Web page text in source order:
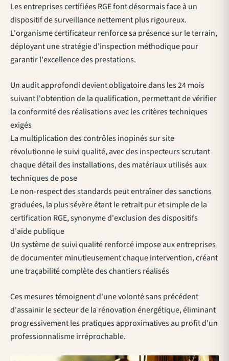
Les entreprises certifiées RGE font désormais face à un
dispositif de surveillance nettement plus rigoureux.
L'organisme certificateur renforce sa présence sur le terrain,
déployant une stratégie d'inspection méthodique pour
garantir l'excellence des prestations.
Un audit approfondi devient obligatoire dans les 24 mois
suivant l'obtention de la qualification, permettant de vérifier
la conformité des réalisations avec les critères techniques
exigés
La multiplication des contrôles inopinés sur site
révolutionne le suivi qualité, avec des inspecteurs scrutant
chaque détail des installations, des matériaux utilisés aux
techniques de pose
Le non-respect des standards peut entraîner des sanctions
graduées, la plus sévère étant le retrait pur et simple de la
certification RGE, synonyme d'exclusion des dispositifs
d'aide publique
Un système de suivi qualité renforcé impose aux entreprises
de documenter minutieusement chaque intervention, créant
une traçabilité complète des chantiers réalisés
Ces mesures témoignent d'une volonté sans précédent
d'assainir le secteur de la rénovation énergétique, éliminant
progressivement les pratiques approximatives au profit d'un
professionnalisme irréprochable.